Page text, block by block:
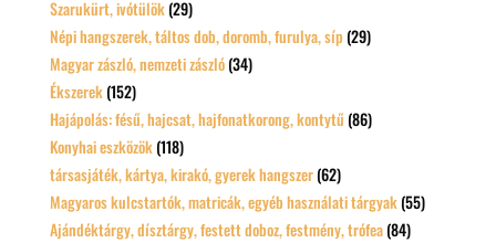
Szarukürt, ivótülök (29)
Népi hangszerek, táltos dob, doromb, furulya, síp (29)
Magyar zászló, nemzeti zászló (34)
Ékszerek (152)
Hajápolás: fésű, hajcsat, hajfonatkorong, kontytű (86)
Konyhai eszközök (118)
társasjáték, kártya, kirakó, gyerek hangszer (62)
Magyaros kulcstartók, matricák, egyéb használati tárgyak (55)
Ajándéktárgy, dísztárgy, festett doboz, festmény, trófea (84)